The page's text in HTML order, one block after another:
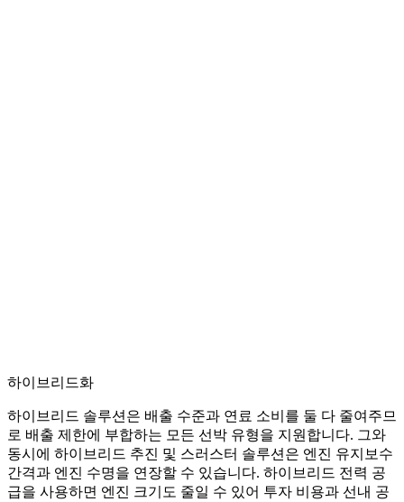
하이브리드화
하이브리드 솔루션은 배출 수준과 연료 소비를 둘 다 줄여주므
로 배출 제한에 부합하는 모든 선박 유형을 지원합니다. 그와
동시에 하이브리드 추진 및 스러스터 솔루션은 엔진 유지보수
간격과 엔진 수명을 연장할 수 있습니다. 하이브리드 전력 공
급을 사용하면 엔진 크기도 줄일 수 있어 투자 비용과 선내 공